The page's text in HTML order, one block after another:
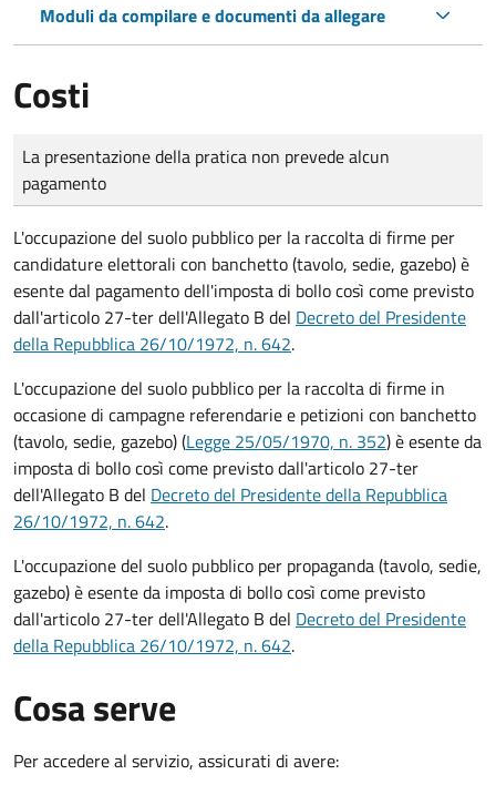
Moduli da compilare e documenti da allegare
Costi
Tipo di pagamento
Importo
La presentazione della pratica non prevede alcun
pagamento
L'occupazione del suolo pubblico per la raccolta di firme per
candidature elettorali con banchetto (tavolo, sedie, gazebo) è
esente dal pagamento dell'imposta di bollo così come previsto
dall'articolo 27-ter dell'Allegato B del Decreto del Presidente
della Repubblica 26/10/1972, n. 642.
L'occupazione del suolo pubblico per la raccolta di firme in
occasione di campagne referendarie e petizioni con banchetto
(tavolo, sedie, gazebo) (Legge 25/05/1970, n. 352) è esente da
imposta di bollo così come previsto dall'articolo 27-ter
dell'Allegato B del Decreto del Presidente della Repubblica
26/10/1972, n. 642.
L'occupazione del suolo pubblico per propaganda (tavolo, sedie,
gazebo) è esente da imposta di bollo così come previsto
dall'articolo 27-ter dell'Allegato B del Decreto del Presidente
della Repubblica 26/10/1972, n. 642.
Cosa serve
Per accedere al servizio, assicurati di avere: